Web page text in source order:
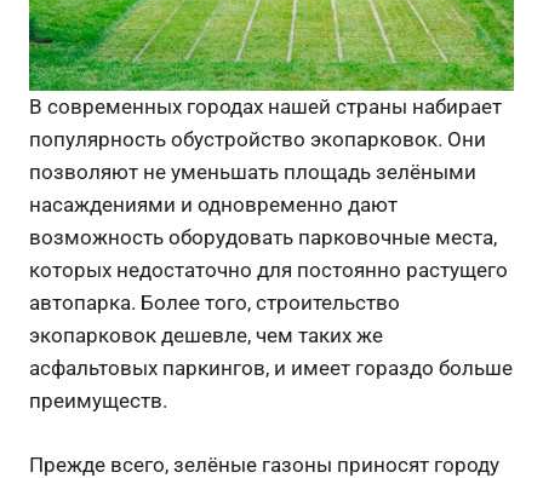
В современных городах нашей страны набирает
популярность обустройство экопарковок. Они
позволяют не уменьшать площадь зелёными
насаждениями и одновременно дают
возможность оборудовать парковочные места,
которых недостаточно для постоянно растущего
автопарка. Более того, строительство
экопарковок дешевле, чем таких же
асфальтовых паркингов, и имеет гораздо больше
преимуществ.
Прежде всего, зелёные газоны приносят городу